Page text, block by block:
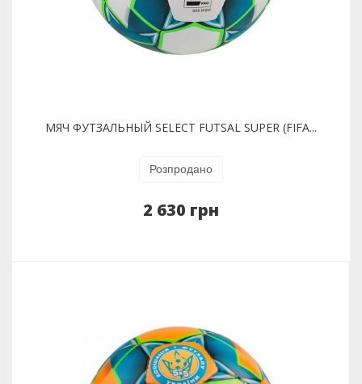
МЯЧ ФУТЗАЛЬНЫЙ SELECT FUTSAL SUPER (FIFA...
Розпродано
2 630 грн